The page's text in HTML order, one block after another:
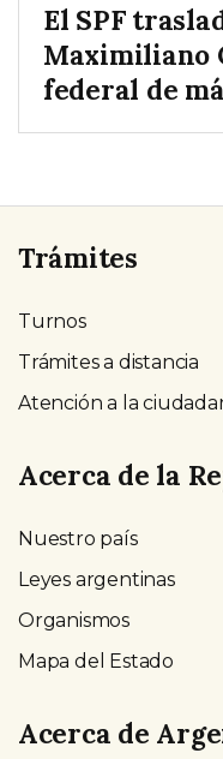
El SPF
Maximiliano
federal de
Trámites
Turnos
Trámites a distancia
Atención a la
Acerca de la
Nuestro país
Leyes argentinas
Organismos
Mapa del Estado
Acerca de